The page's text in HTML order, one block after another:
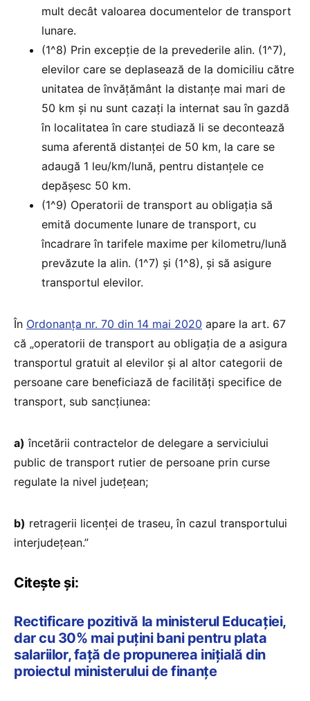
mult decât valoarea documentelor de transport
lunare.
(1^8) Prin excepție de la prevederile alin. (1^7),
elevilor care se deplasează de la domiciliu către
unitatea de învățământ la distanțe mai mari de
50 km și nu sunt cazați la internat sau în gazdă
în localitatea în care studiază li se decontează
suma aferentă distanței de 50 km, la care se
adaugă 1 leu/km/lună, pentru distanțele ce
depășesc 50 km.
(1^9) Operatorii de transport au obligația să
emită documente lunare de transport, cu
încadrare în tarifele maxime per kilometru/lună
prevăzute la alin. (1^7) și (1^8), și să asigure
transportul elevilor.
În Ordonanța nr. 70 din 14 mai 2020 apare la art. 67
că „operatorii de transport au obligația de a asigura
transportul gratuit al elevilor și al altor categorii de
persoane care beneficiază de facilități specifice de
transport, sub sancțiunea:
a) încetării contractelor de delegare a serviciului
public de transport rutier de persoane prin curse
regulate la nivel județean;
b) retragerii licenței de traseu, în cazul transportului
interjudețean.”
Citește și:
Rectificare pozitivă la ministerul Educației,
dar cu 30% mai puțini bani pentru plata
salariilor, față de propunerea inițială din
proiectul ministerului de finanțe